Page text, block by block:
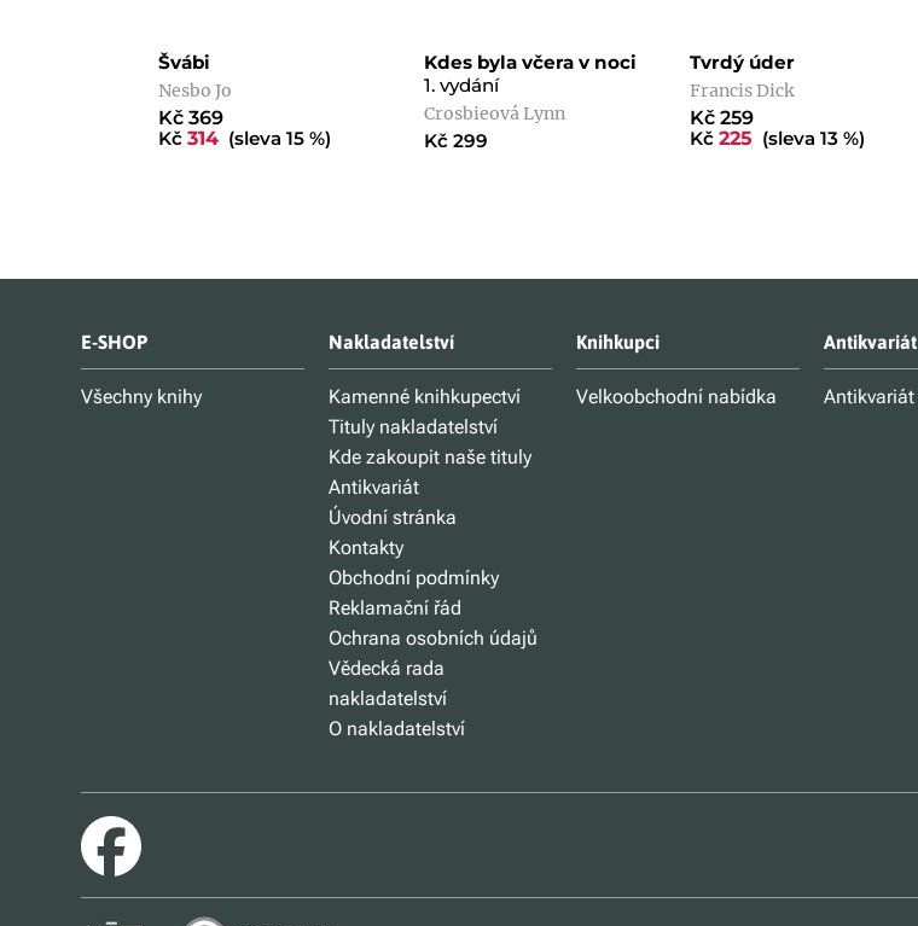
Švábi
Nesbo Jo
Kč 369
Kč314 (sleva 15 %)
Kdes byla včera v noci
1. vydání
Crosbieová Lynn
Kč 299
Tvrdý úder
Francis Dick
Kč 259
Kč225 (sleva 13 %)
E-SHOP
Všechny knihy
Nakladatelství
Kamenné knihkupectví
Tituly nakladatelství
Kde zakoupit naše tituly
Antikvariát
Úvodní stránka
Kontakty
Obchodní podmínky
Reklamační řád
Ochrana osobních údajů
Vědecká rada
nakladatelství
O nakladatelství
Knihkupci
Velkoobchodní nabídka
Antikvariát
Antikvariát